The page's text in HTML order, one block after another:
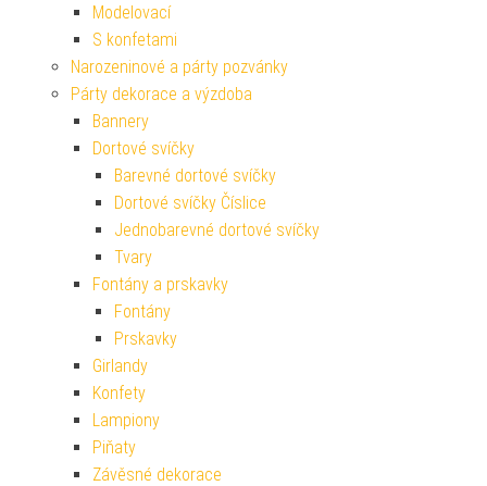
Modelovací
S konfetami
Narozeninové a párty pozvánky
Párty dekorace a výzdoba
Bannery
Dortové svíčky
Barevné dortové svíčky
Dortové svíčky Číslice
Jednobarevné dortové svíčky
Tvary
Fontány a prskavky
Fontány
Prskavky
Girlandy
Konfety
Lampiony
Piňaty
Závěsné dekorace